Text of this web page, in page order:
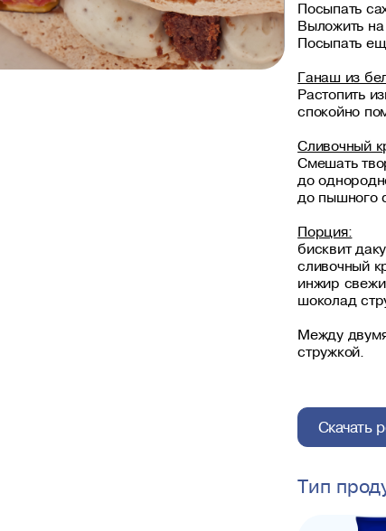
Посыпать
Выложить
Посыпать
Ганаш из
Растопить
спокойно
Сливочный
Смешать
до
до пышного
Порция:
бисквит
сливочный
инжир
шоколад
Между
стружкой.
Скачать
Тип